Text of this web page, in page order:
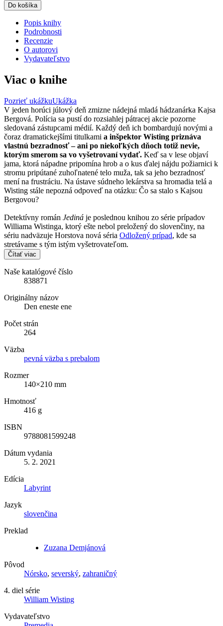
Do košíka
Popis knihy
Podrobnosti
Recenzie
O autorovi
Vydavateľstvo
Viac o knihe
Pozrieť ukážkuUkážka
V jeden horúci júlový deň zmizne nádejná mladá hádzanárka Kajsa
Bergová. Polícia sa pustí do rozsiahlej pátracej akcie pozorne
sledovaná zástupcami médií. Každý deň ich bombardujú novými a
čoraz dramatickejšími titulkami a inšpektor Wisting priznáva
vlastnú bezradnosť – ani po niekoľkých dňoch totiž nevie,
ktorým smerom sa vo vyšetrovaní vydať. Keď sa v lese objaví
jama, ktorá nápadne pripomína hrob a o kus ďalej nájdu požiarnici k
stromu pripútané zuhoľnatené telo muža, tak sa jeho bezradnosť
mení na frustráciu. Na ústave súdneho lekárstva sa hromadia telá a
Wisting stále nepozná odpoveď na otázku: Čo sa stalo s Kajsou
Bergovou?
Detektívny román Jediná je poslednou knihou zo série prípadov
Williama Wistinga, ktorý ešte nebol preložený do slovenčiny, na
sériu nadväzuje Horstova nová séria Odložený prípad, kde sa
stretávame s tým istým vyšetrovateľom.
Čítať viac
Naše katalógové číslo
838871
Originálny názov
Den eneste ene
Počet strán
264
Väzba
pevná väzba s prebalom
Rozmer
140×210 mm
Hmotnosť
416 g
ISBN
9788081599248
Dátum vydania
5. 2. 2021
Edícia
Labyrint
Jazyk
slovenčina
Preklad
Zuzana Demjánová
Pôvod
Nórsko, severský, zahraničný
4. diel série
William Wisting
Vydavateľstvo